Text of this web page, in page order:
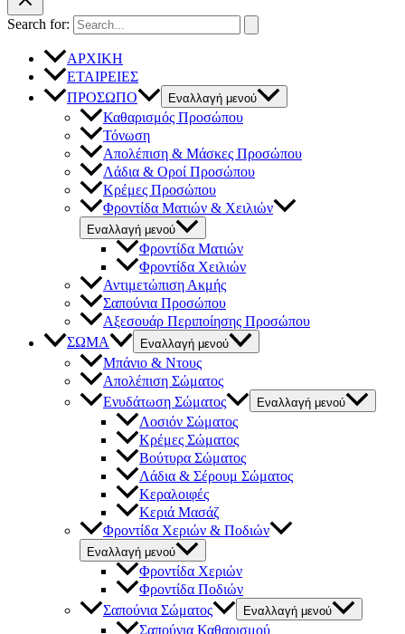
Search for:
ΑΡΧΙΚΗ
ΕΤΑΙΡΕΙΕΣ
ΠΡΟΣΩΠΟ
Εναλλαγή μενού
Καθαρισμός Προσώπου
Τόνωση
Απολέπιση & Μάσκες Προσώπου
Λάδια & Οροί Προσώπου
Κρέμες Προσώπου
Φροντίδα Ματιών & Χειλιών
Εναλλαγή μενού
Φροντίδα Ματιών
Φροντίδα Χειλιών
Αντιμετώπιση Ακμής
Σαπούνια Προσώπου
Αξεσουάρ Περιποίησης Προσώπου
ΣΩΜΑ
Εναλλαγή μενού
Μπάνιο & Ντους
Απολέπιση Σώματος
Ενυδάτωση Σώματος
Εναλλαγή μενού
Λοσιόν Σώματος
Κρέμες Σώματος
Βούτυρα Σώματος
Λάδια & Σέρουμ Σώματος
Κεραλοιφές
Κεριά Μασάζ
Φροντίδα Χεριών & Ποδιών
Εναλλαγή μενού
Φροντίδα Χεριών
Φροντίδα Ποδιών
Σαπούνια Σώματος
Εναλλαγή μενού
Σαπούνια Καθαρισμού